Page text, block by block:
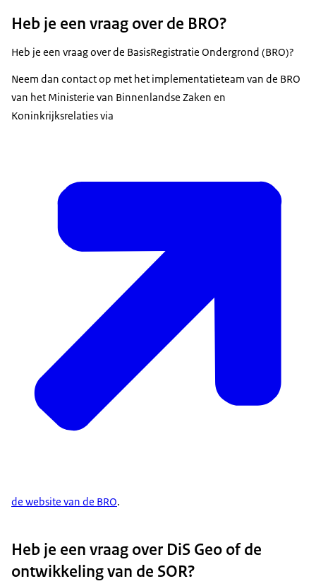
Heb je een vraag over de BRO?
Heb je een vraag over de BasisRegistratie Ondergrond (BRO)?
Neem dan contact op met het implementatieteam van de BRO
van het Ministerie van Binnenlandse Zaken en
Koninkrijksrelaties via
de website van de BRO.
Heb je een vraag over DiS Geo of de
ontwikkeling van de SOR?